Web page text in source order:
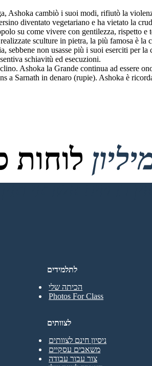
Ashoka cambiò i suoi modi, rifiutò la
diventato vegetariano e ha vietato la
su come vivere con gentilezza, rispetto e
sculture in pietra, la più famosa è la
non usasse più i suoi eserciti per la
schiavitù ed esecuzioni.
Ashoka la Grande continua ad essere
Sarnath in denaro (rupie). Ashoka è
לוחות
לתלמידים
הכיתה שלי
Photos For Class
לצוותים
ניסיון חינם לצוותים
משאבים עסקיים
צור עבור עבודה